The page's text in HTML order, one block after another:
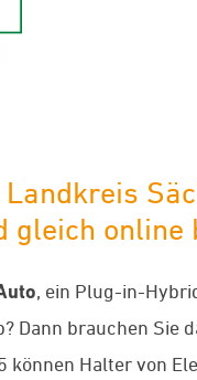
gleich online
, ein Plug-in-
Dann brauchen Sie
können Halter von